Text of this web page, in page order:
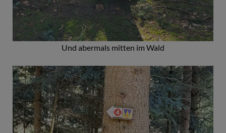
Und abermals mitten im Wald